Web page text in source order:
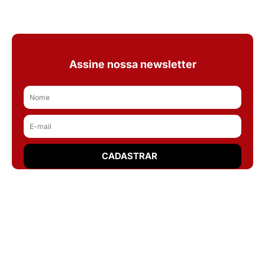
Assine nossa newsletter